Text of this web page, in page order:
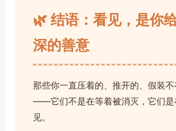
🌿 结语：看见，是你
深的善意
那些你一直压着的、推开的、假装
——它们不是在等着被消灭，它们是
见。